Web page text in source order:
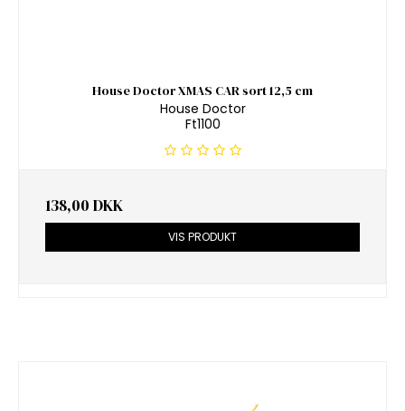
House Doctor XMAS CAR sort 12,5 cm
House Doctor
Ft1100
138,00 DKK
VIS PRODUKT